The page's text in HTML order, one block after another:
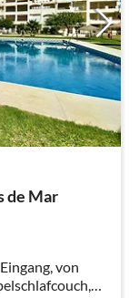
de Mar
von